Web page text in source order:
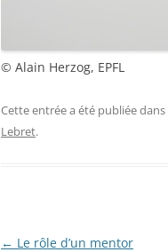
© Alain Herzog, EPFL
Cette entrée a été publiée dans
Lebret.
Navigation
← Le rôle d’un mentor